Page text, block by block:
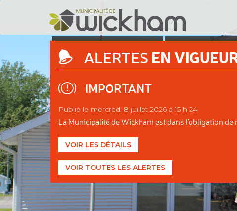
WICKHAM
ALERTES EN
IMPORTANT
Publié le mercredi 8 juillet 2026 à 15 h 24
La Municipalité de Wickham est dans l'obligation
VOIR LES DÉTAILS
VOIR TOUTES LES ALERTES